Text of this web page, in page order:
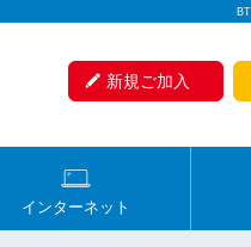
新規ご加入
インターネット